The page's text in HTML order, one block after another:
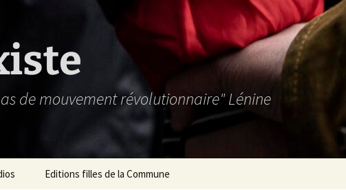
de mouvement révolutionnaire" Lénine
Editions filles de la Commune